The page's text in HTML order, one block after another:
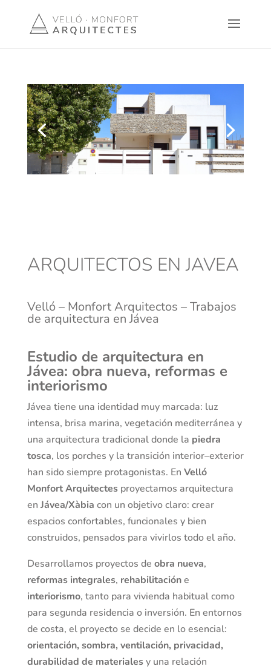
ARQUITECTOS EN JAVEA
Velló – Monfort Arquitectos – Trabajos
de arquitectura en Jávea
Estudio de arquitectura en
Jávea: obra nueva, reformas e
interiorismo
Jávea tiene una identidad muy marcada: luz
intensa, brisa marina, vegetación mediterránea y
una arquitectura tradicional donde la piedra
tosca, los porches y la transición interior–exterior
han sido siempre protagonistas. En Velló
Monfort Arquitectesproyectamos arquitectura
en Jávea/Xàbia con un objetivo claro: crear
espacios confortables, funcionales y bien
construidos, pensados para vivirlos todo el año.
Desarrollamos proyectos de obra nueva,
reformas integrales, rehabilitacióne
interiorismo, tanto para vivienda habitual como
para segunda residencia o inversión. En entornos
de costa, el proyecto se decide en lo esencial:
orientación, sombra, ventilación, privacidad,
durabilidad de materialesy una relación